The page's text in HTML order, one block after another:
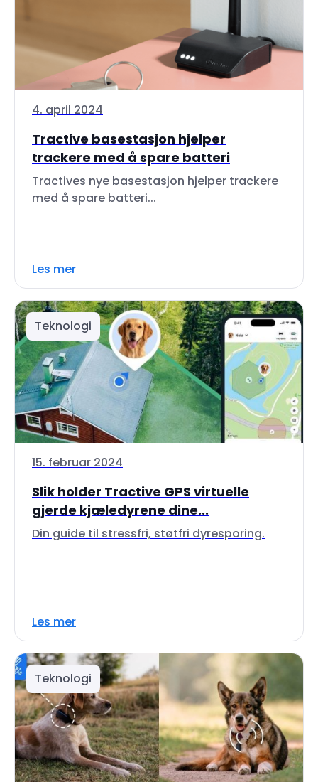
4. april 2024
Tractive basestasjon hjelper
trackere med å spare batteri
Tractives nye basestasjon hjelper trackere
med å spare batteri...
Les mer
Teknologi
15. februar 2024
Slik holder Tractive GPS virtuelle
gjerde kjæledyrene dine...
Din guide til stressfri, støtfri dyresporing.
Les mer
Teknologi